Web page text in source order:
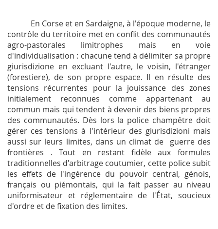
En Corse et en Sardaigne, à l'époque moderne, le
contrôle du territoire met en conflit des communautés
agro-pastorales limitrophes mais en voie
d'individualisation : chacune tend à délimiter sa propre
giurisdizione en excluant l'autre, le voisin, l'étranger
(forestiere), de son propre espace. Il en résulte des
tensions récurrentes pour la jouissance des zones
initialement reconnues comme appartenant au
commun mais qui tendent à devenir des biens propres
des communautés. Dès lors la police champêtre doit
gérer ces tensions à l'intérieur des giurisdizioni mais
aussi sur leurs limites, dans un climat de guerre des
frontières . Tout en restant fidèle aux formules
traditionnelles d'arbitrage coutumier, cette police subit
les effets de l'ingérence du pouvoir central, génois,
français ou piémontais, qui la fait passer au niveau
uniformisateur et réglementaire de l'État, soucieux
d'ordre et de fixation des limites.